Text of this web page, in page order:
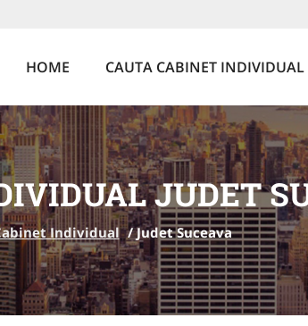
HOME CAUTA CABINET INDIVIDUAL
JUDET
Individual /Judet Suceava